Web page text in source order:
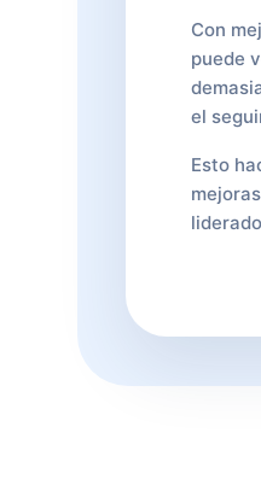
Con
puede
el
Esto